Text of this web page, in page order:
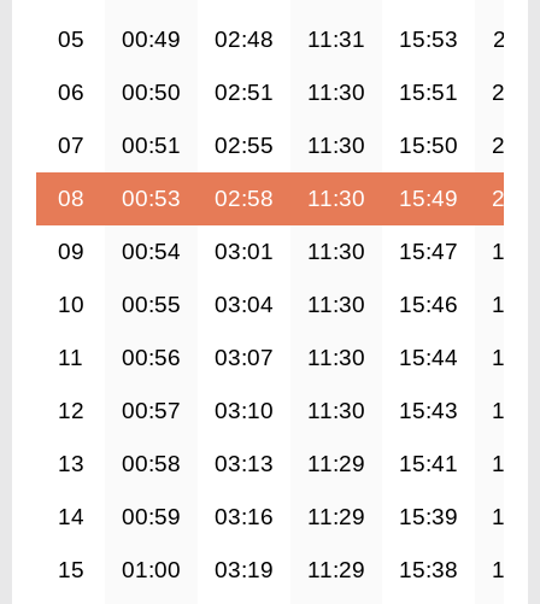
05 00:49 02:48 11:31 15:53
06 00:50 02:51 11:30 15:51
07 00:51 02:55 11:30 15:50
08 00:53 02:58 11:30 15:49
09 00:54 03:01 11:30 15:47
10 00:55 03:04 11:30 15:46
11 00:56 03:07 11:30 15:44
12 00:57 03:10 11:30 15:43
13 00:58 03:13 11:29 15:41
14 00:59 03:16 11:29 15:39
15 01:00 03:19 11:29 15:38